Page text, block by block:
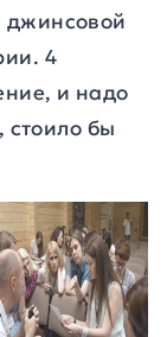
джинсовой
4
и надо
стоило бы